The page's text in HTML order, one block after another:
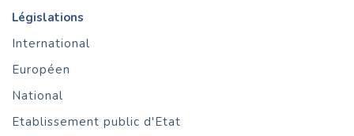
Législations
International
Européen
National
Etablissement public d'Etat